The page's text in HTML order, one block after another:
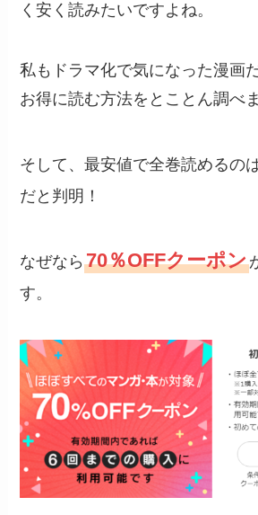
く安く読みたいですよね。
私もドラマ化で気になった漫画
お得に読む方法をとことん調べ
そして、最安値で全巻読めるの
だと判明！
なぜなら70％OFFクーポン
す。